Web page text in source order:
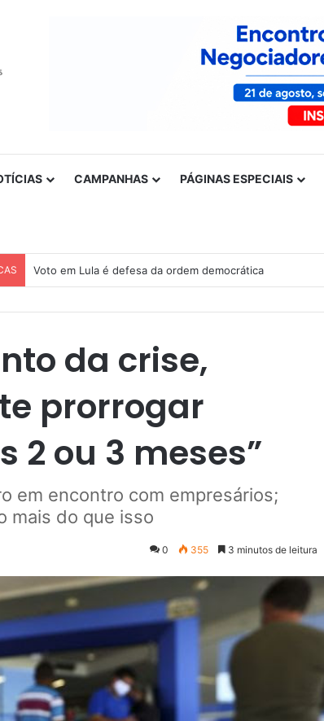
CAMPANHAS PÁGINAS ESPECIAIS
Voto em Lula é defesa da ordem democrática
da crise,
prorrogar
2 ou 3 meses”
em encontro com empresários;
mais do que isso
0 355 3 minutos de leitura